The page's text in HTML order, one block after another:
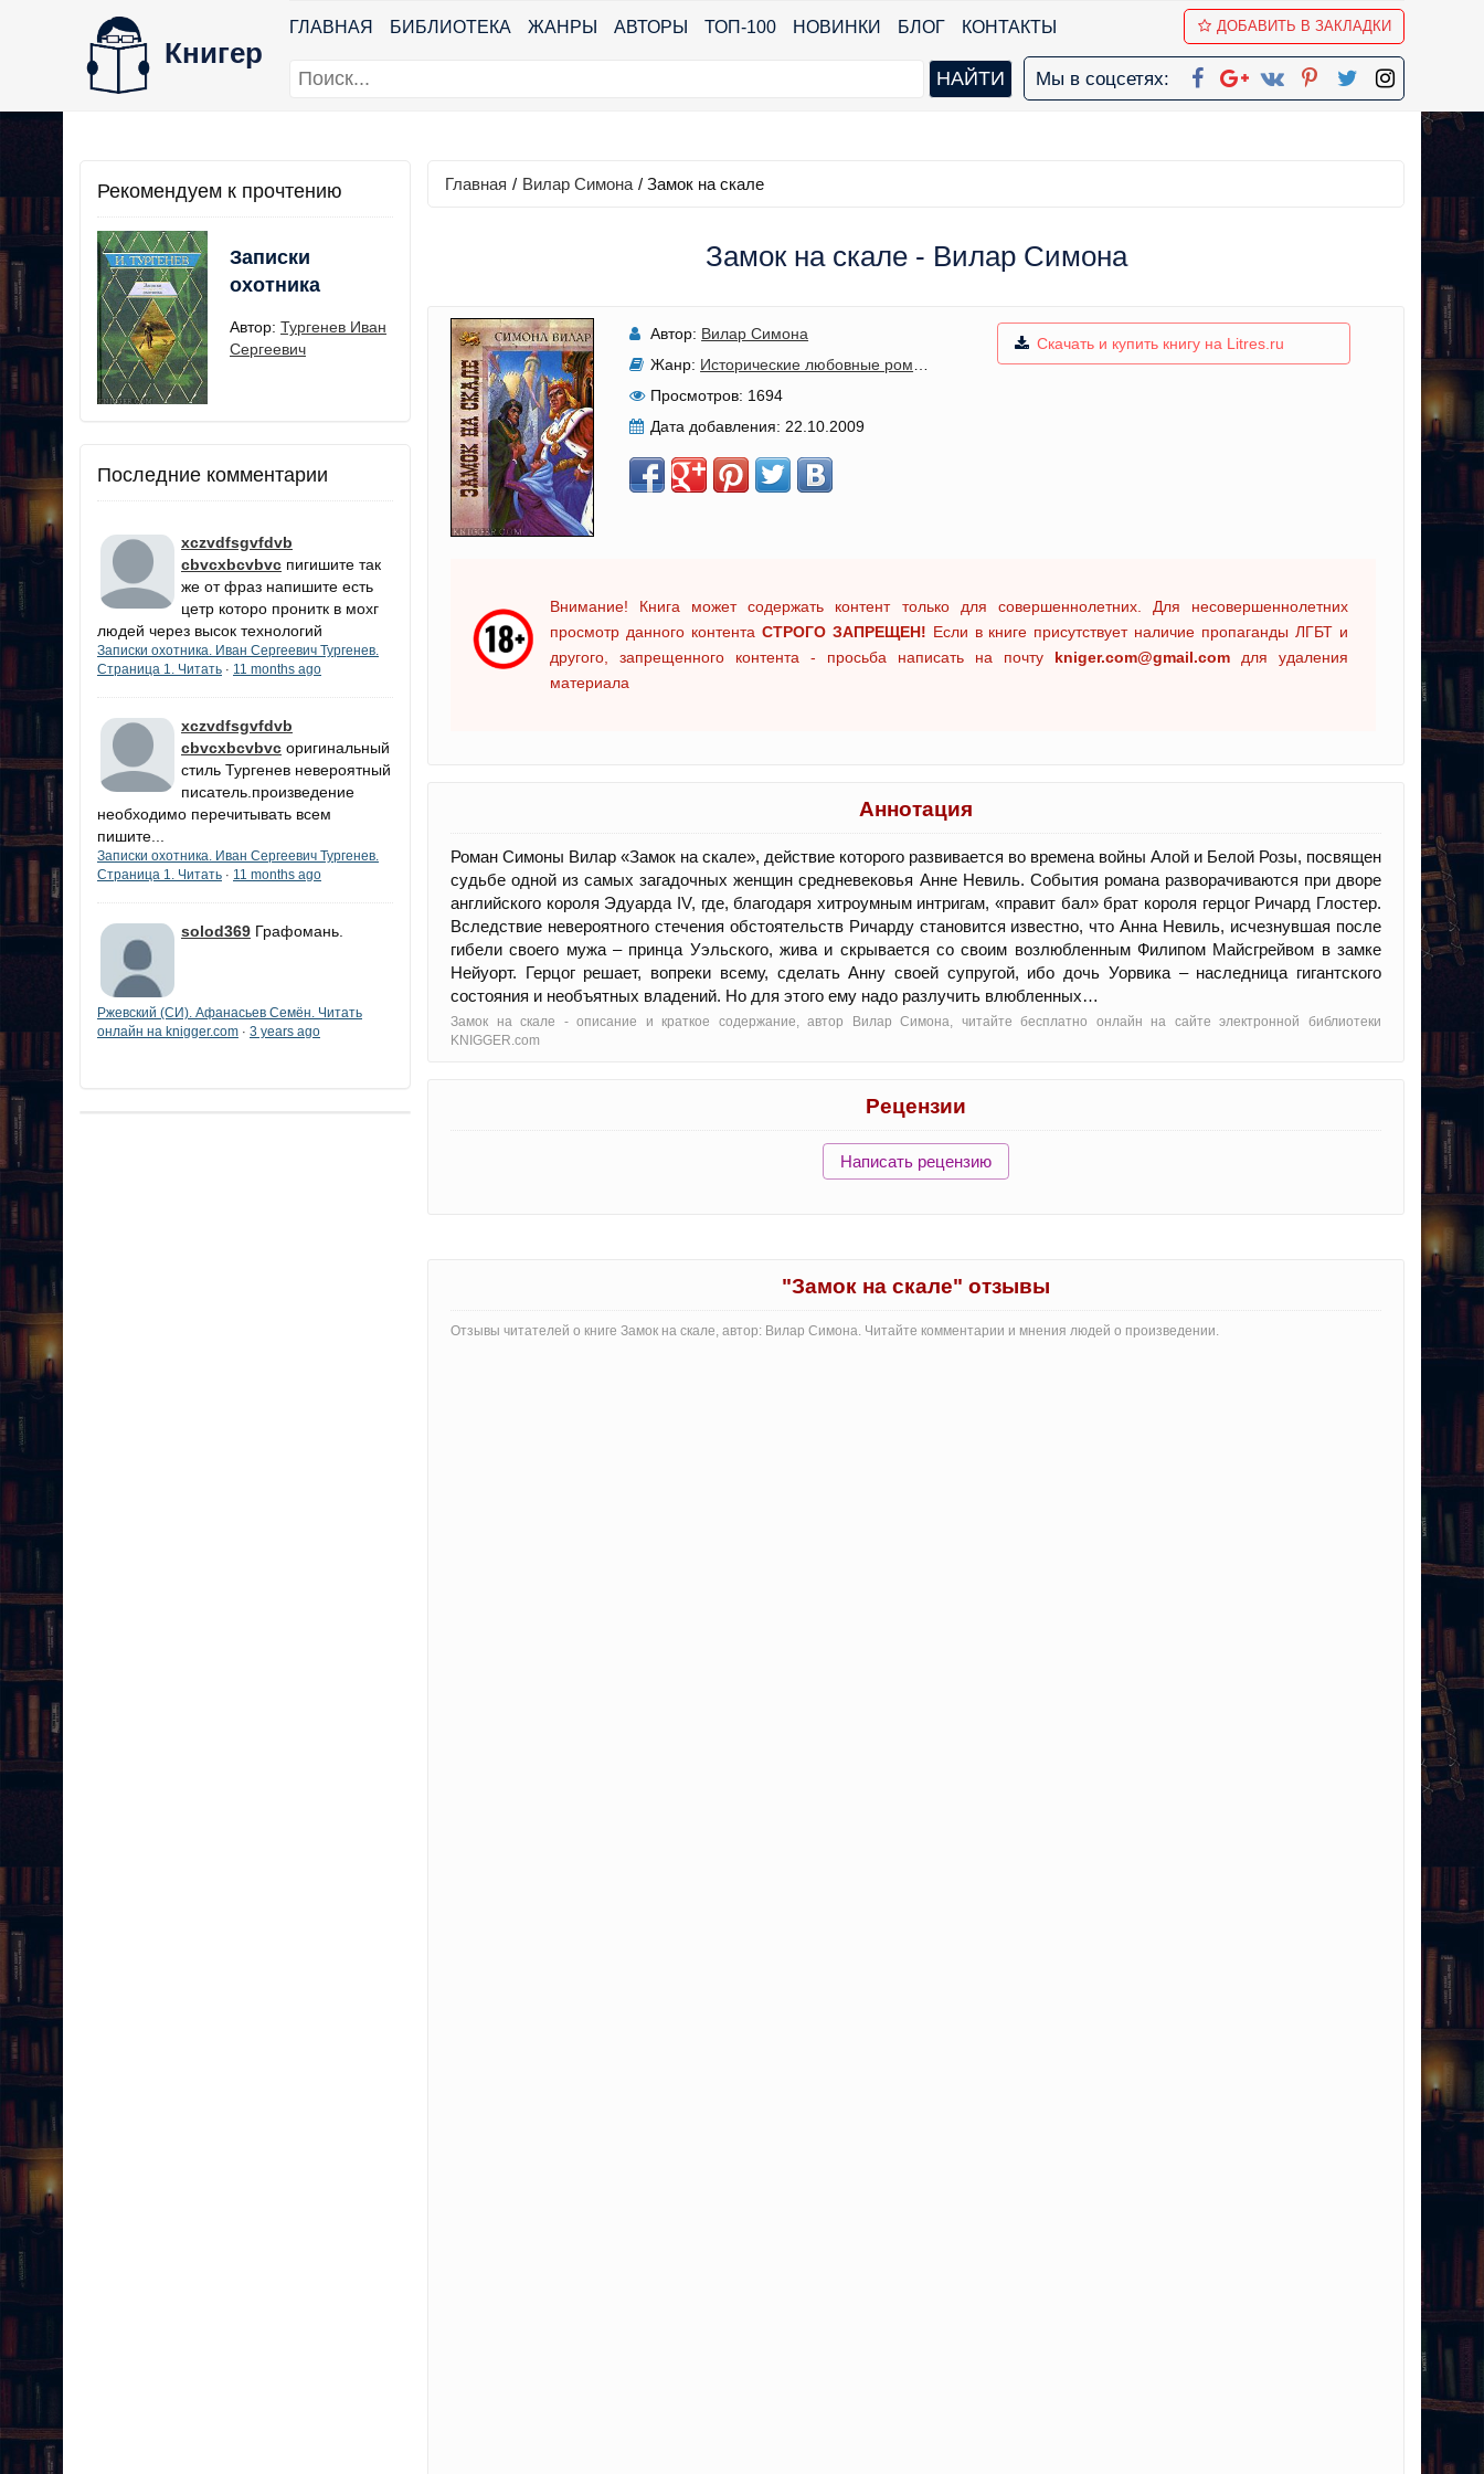
Книгер
ГЛАВНАЯ БИБЛИОТЕКА ЖАНРЫ АВТОРЫ ТОП-100 НОВИНКИ БЛОГ КОНТАКТЫ ДОБАВИТЬ В ЗАКЛАДКИ
Мы в соцсетях:
Рекомендуем к прочтению
Записки
охотника
Автор: Тургенев Иван
Сергеевич
Последние комментарии
xczvdfsgvfdvb
cbvcxbcvbvc пигишите так
же от фраз напишите есть
цетр которо пронитк в мохг
людей через высок технологий
Записки охотника. Иван Сергеевич Тургенев.
Страница 1. Читать · 11 months ago
xczvdfsgvfdvb
cbvcxbcvbvc оригинальный
стиль Тургенев невероятный
писатель.произведение
необходимо перечитывать всем
пишите...
Записки охотника. Иван Сергеевич Тургенев.
Страница 1. Читать · 11 months ago
solod369 Графомань.
Ржевский (СИ). Афанасьев Семён. Читать
онлайн на knigger.com · 3 years ago
Главная / Вилар Симона / Замок на скале
Замок на скале - Вилар Симона
Автор: Вилар Симона
Жанр: Исторические любовные романы
Просмотров: 1694
Дата добавления: 22.10.2009
Скачать и купить книгу на Litres.ru
Внимание! Книга может содержать контент только для совершеннолетних. Для несовершеннолетних
просмотр данного контента СТРОГО ЗАПРЕЩЕН! Если в книге присутствует наличие пропаганды ЛГБТ и
другого, запрещенного контента - просьба написать на почту kniger.com@gmail.com для удаления
материала
Аннотация
Роман Симоны Вилар «Замок на скале», действие которого развивается во времена войны Алой и Белой Розы, посвящен
судьбе одной из самых загадочных женщин средневековья Анне Невиль. События романа разворачиваются при дворе
английского короля Эдуарда IV, где, благодаря хитроумным интригам, «правит бал» брат короля герцог Ричард Глостер.
Вследствие невероятного стечения обстоятельств Ричарду становится известно, что Анна Невиль, исчезнувшая после
гибели своего мужа – принца Уэльского, жива и скрывается со своим возлюбленным Филипом Майсгрейвом в замке
Нейуорт. Герцог решает, вопреки всему, сделать Анну своей супругой, ибо дочь Уорвика – наследница гигантского
состояния и необъятных владений. Но для этого ему надо разлучить влюбленных…
Замок на скале - oписание и краткое содержание, автор Вилар Симона, читайте бесплатно онлайн на сайте электронной библиотеки
KNIGGER.com
Рецензии
Написать рецензию
"Замок на скале" отзывы
Отзывы читателей о книге Замок на скале, автор: Вилар Симона. Читайте комментарии и мнения людей о произведении.